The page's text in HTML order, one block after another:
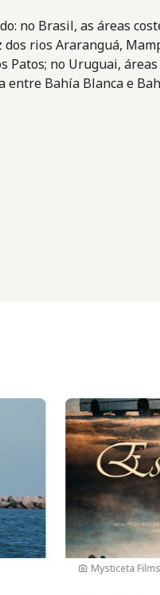
no Brasil, as áreas
rios Araranguá,
Patos; no Uruguai,
entre Bahía Blanca e
Imagem
Elisa Ilha